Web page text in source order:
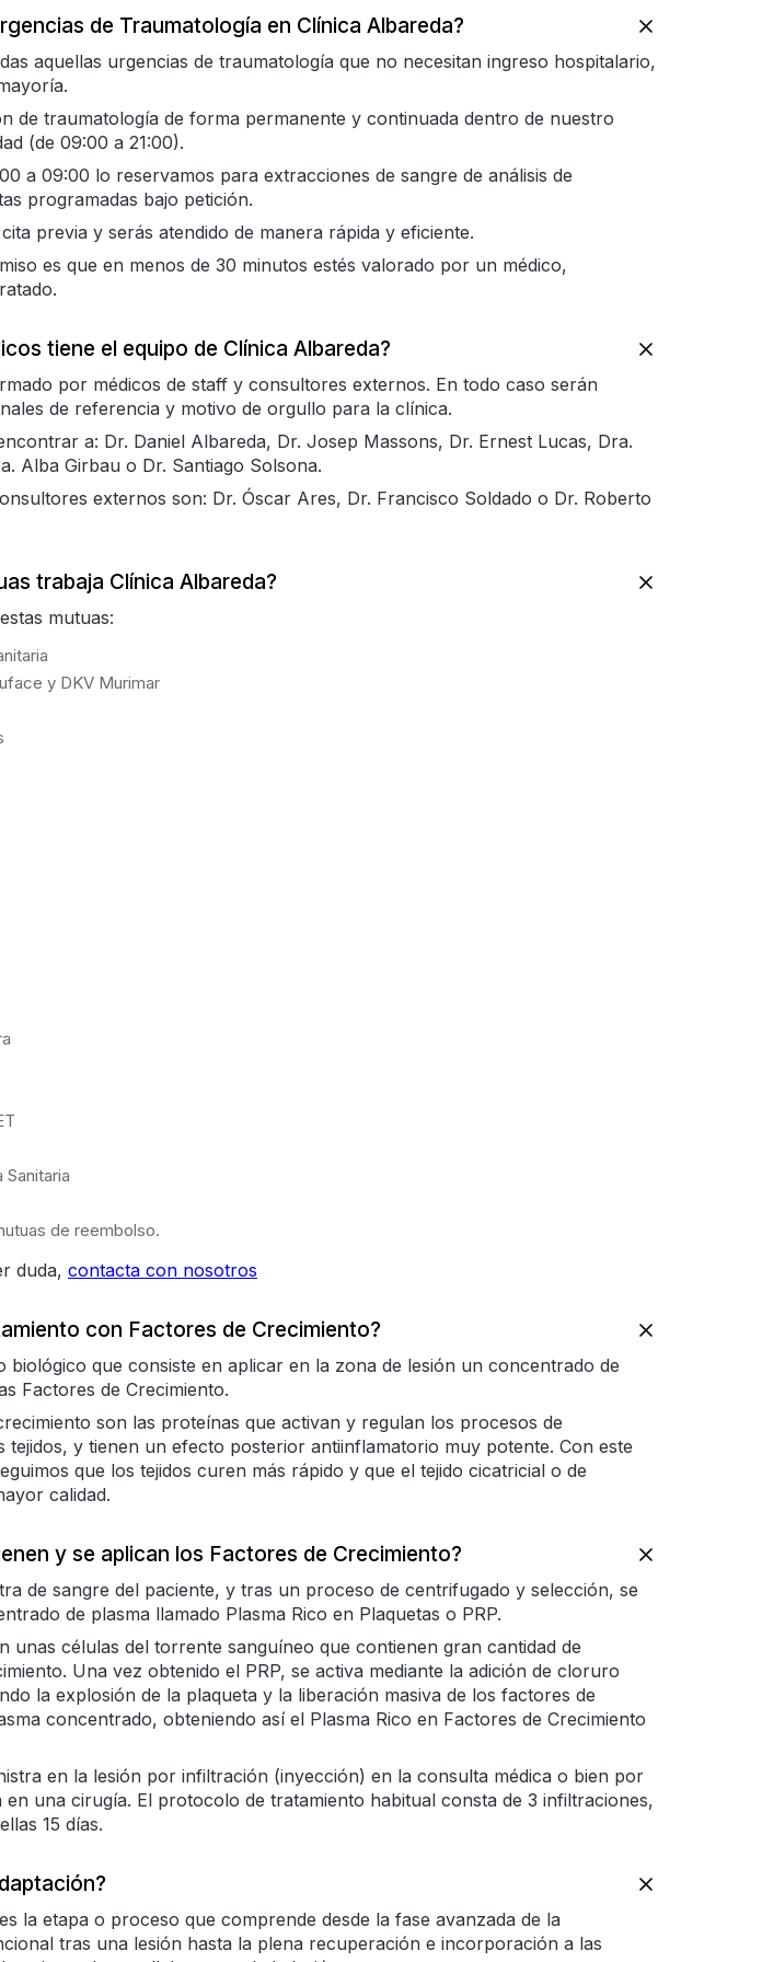
de Traumatología en Clínica Albareda?
aquellas urgencias de traumatología que no necesitan ingreso hospitalario,
de traumatología de forma permanente y continuada dentro de nuestro
(de 09:00 a 21:00).
a 09:00 lo reservamos para extracciones de sangre de análisis de
programadas bajo petición.
previa y serás atendido de manera rápida y eficiente.
es que en menos de 30 minutos estés valorado por un médico,
tiene el equipo de Clínica Albareda?
por médicos de staff y consultores externos. En todo caso serán
de referencia y motivo de orgullo para la clínica.
a: Dr. Daniel Albareda, Dr. Josep Massons, Dr. Ernest Lucas, Dra.
Alba Girbau o Dr. Santiago Solsona.
externos son: Dr. Óscar Ares, Dr. Francisco Soldado o Dr. Roberto
trabaja Clínica Albareda?
mutuas:
y DKV Murimar
Sanitaria
de reembolso.
duda, contacta con nosotros
con Factores de Crecimiento?
biológico que consiste en aplicar en la zona de lesión un concentrado de
Factores de Crecimiento.
son las proteínas que activan y regulan los procesos de
tejidos, y tienen un efecto posterior antiinflamatorio muy potente. Con este
que los tejidos curen más rápido y que el tejido cicatricial o de
calidad.
y se aplican los Factores de Crecimiento?
de sangre del paciente, y tras un proceso de centrifugado y selección, se
de plasma llamado Plasma Rico en Plaquetas o PRP.
unas células del torrente sanguíneo que contienen gran cantidad de
Una vez obtenido el PRP, se activa mediante la adición de cloruro
la explosión de la plaqueta y la liberación masiva de los factores de
concentrado, obteniendo así el Plasma Rico en Factores de Crecimiento
en la lesión por infiltración (inyección) en la consulta médica o bien por
en una cirugía. El protocolo de tratamiento habitual consta de 3 infiltraciones,
15 días.
la etapa o proceso que comprende desde la fase avanzada de la
tras una lesión hasta la plena recuperación e incorporación a las